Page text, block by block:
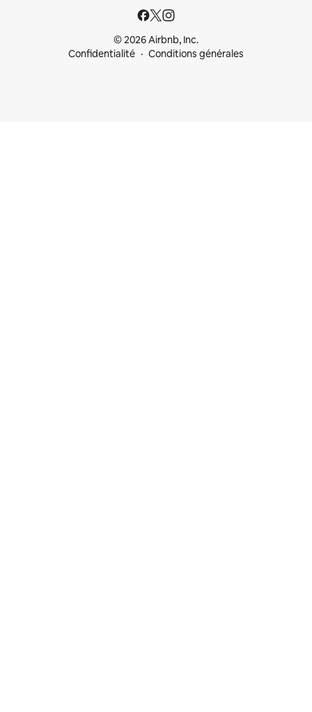
© 2026 Airbnb, Inc.
Confidentialité
Conditions générales